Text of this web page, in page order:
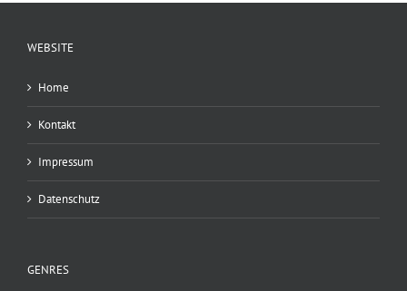
WEBSITE
Home
Kontakt
Impressum
Datenschutz
GENRES